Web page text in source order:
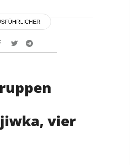
vier